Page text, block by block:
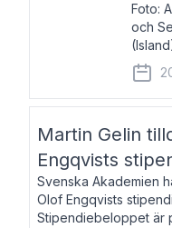
Foto:
och
läser
John
Martin Gelin
Engqvists
Svenska Akademien
Olof Engqvists
Stipendiebeloppet är